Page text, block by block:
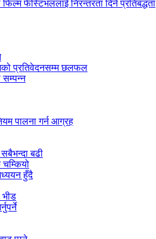
फेस्टिभललाई निरन्तरता दिने प्रतिबद्धता
प्रतिवेदनसम्म छलफल
सम्पन्न
पालना गर्न आग्रह
बढी
हुँदै
भीड